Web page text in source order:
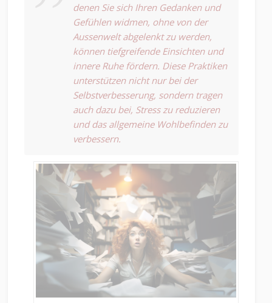
denen Sie sich Ihren Gedanken und
Gefühlen widmen, ohne von der
Aussenwelt abgelenkt zu werden,
können tiefgreifende Einsichten und
innere Ruhe fördern. Diese Praktiken
unterstützen nicht nur bei der
Selbstverbesserung, sondern tragen
auch dazu bei, Stress zu reduzieren
und das allgemeine Wohlbefinden zu
verbessern.